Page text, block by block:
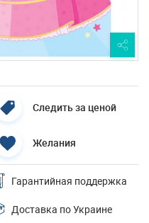
Следить за ценой
Желания
Гарантийная поддержка
Доставка по Украине